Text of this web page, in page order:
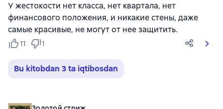
У жестокости нет класса, нет квартала, нет
финансового положения, и никакие стены, даже
самые красивые, не могут от нее защитить.
11 1
Bu kitobdan 3 ta iqtibosdan